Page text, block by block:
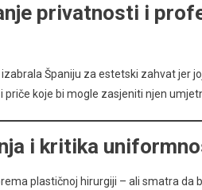
privatnosti i
Španiju za estetski zahvat jer
koje bi mogle zasjeniti njen
i kritika
plastičnoj hirurgiji – ali smatra da